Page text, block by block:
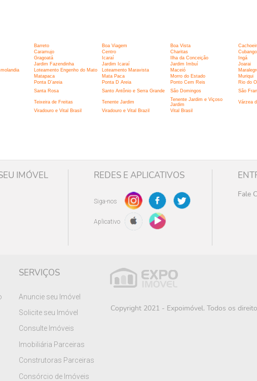
Barreto Boa Viagem Boa Vista
Caramujo Centro Charitas
Cubango
Gragoatá Icaraí Ilha da Conceição
Ingá
Jardim Fazendinha Jardim Icaraí Jardim Imbuí
Joarai
Loteamento Engenho do Mato Loteamento Maravista Maceió
Matapaca Mata Paca Morro do Estado
Muriqui
Ponta D'areia Ponta D Areia Ponto Cem Reis
Rio do
Santa Rosa Santo Antônio e Serra Grande São Domingos São
Teixeira de Freitas Tenente Jardim
Tenente Jardim e Viçoso
Jardim
Várzea
Viradouro e Vital Brasil Viradouro e Vital Brazil Vital Brasil
IMÓVEL REDES E APLICATIVOS
Siga-nos
Aplicativo
Fale
SERVIÇOS
Anuncie seu Imóvel
Solicite seu Imóvel
Consulte Imóveis
Imobiliária Parceiras
Construtoras Parceiras
Consórcio de Imóveis
Copyright 2021 - Expoimóvel. Todos os